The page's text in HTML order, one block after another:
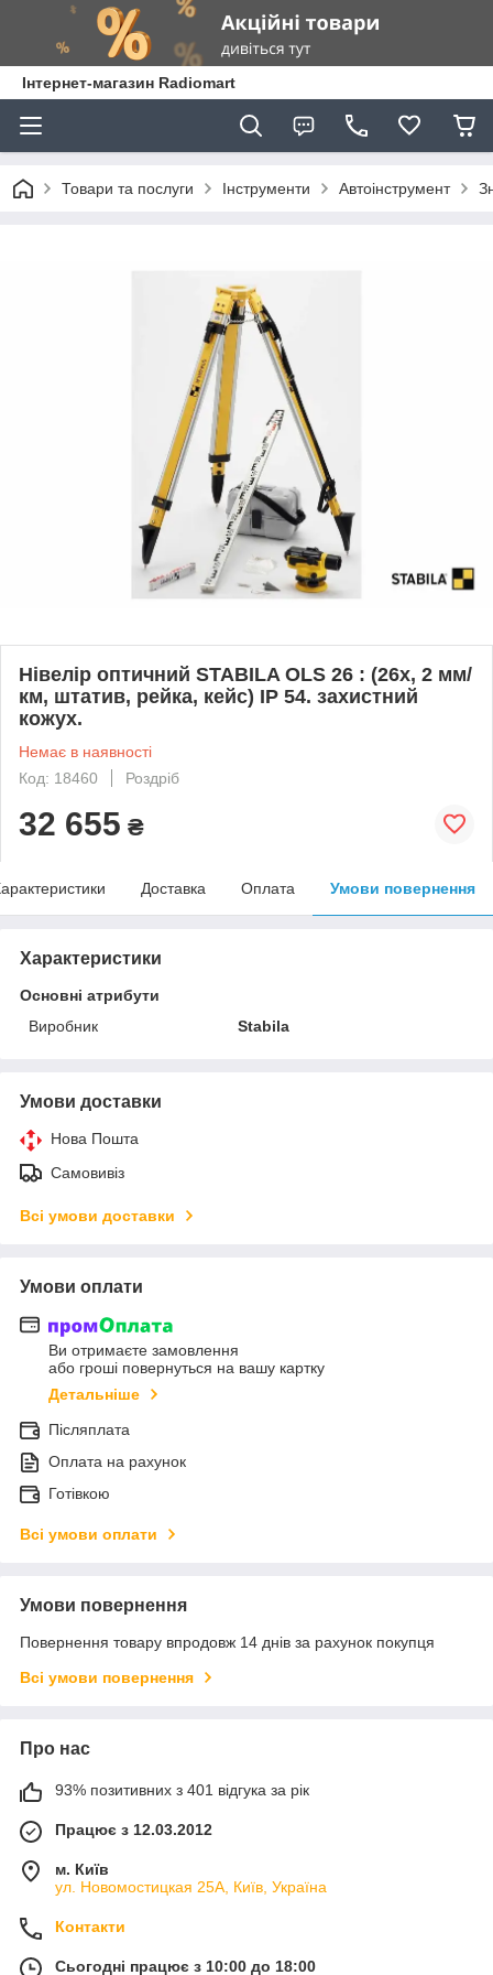
Інтернет-магазин Radiomart
Товари та послуги Інструменти Автоінструмент
Нівелір оптичний STABILA OLS 26 : (26x, 2 мм/
км, штатив, рейка, кейс) IP 54. захистний
кожух.
Немає в наявності
Код: 18460
Роздріб
32 655 ₴
Доставка Оплата Умови повернення
Характеристики
Основні атрибути
Виробник
Stabila
Умови доставки
Нова Пошта
Самовивіз
Всі умови доставки
Умови оплати
Ви отримаєте замовлення
або гроші повернуться на вашу картку
Детальніше
Післяплата
Оплата на рахунок
Готівкою
Всі умови оплати
Умови повернення
Повернення товару впродовж 14 днів за рахунок покупця
Всі умови повернення
Про нас
93% позитивних з 401 відгука за рік
Працює з 12.03.2012
м. Київ
ул. Новомостицкая 25А, Київ, Україна
Контакти
Сьогодні працює з 10:00 до 18:00